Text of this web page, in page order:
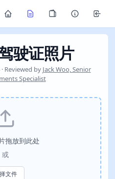
驶证照片
Reviewed by Jack Woo, Senior
Specialist
拖放到此处
或
文件